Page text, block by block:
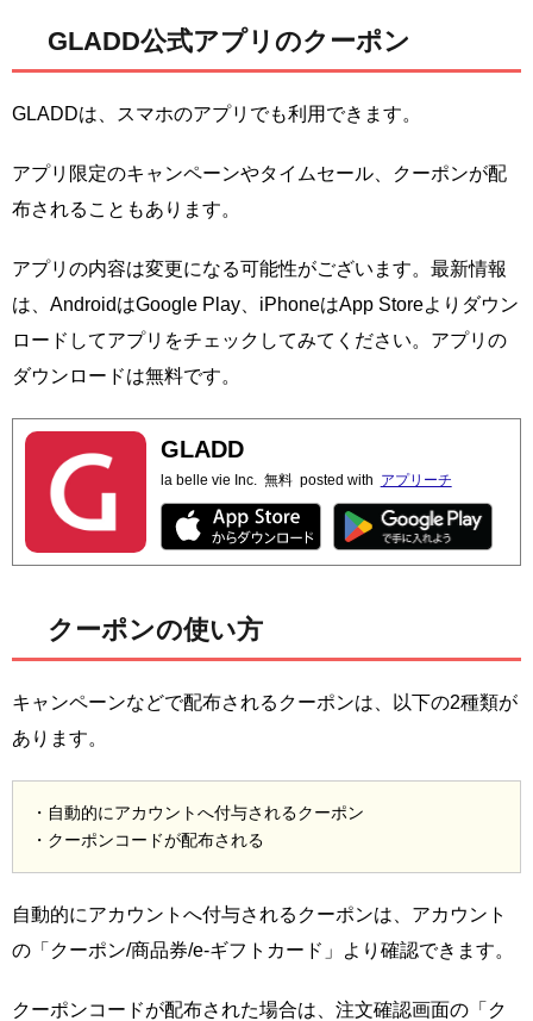
GLADD公式アプリのクーポン
GLADDは、スマホのアプリでも利用できます。
アプリ限定のキャンペーンやタイムセール、クーポンが配
布されることもあります。
アプリの内容は変更になる可能性がございます。最新情報
は、AndroidはGoogle Play、iPhoneはApp Storeよりダウン
ロードしてアプリをチェックしてみてください。アプリの
ダウンロードは無料です。
GLADD
la belle vie Inc. 無料 posted with アプリーチ
クーポンの使い方
キャンペーンなどで配布されるクーポンは、以下の2種類が
あります。
・自動的にアカウントへ付与されるクーポン
・クーポンコードが配布される
自動的にアカウントへ付与されるクーポンは、アカウント
の「クーポン/商品券/e-ギフトカード」より確認できます。
クーポンコードが配布された場合は、注文確認画面の「ク